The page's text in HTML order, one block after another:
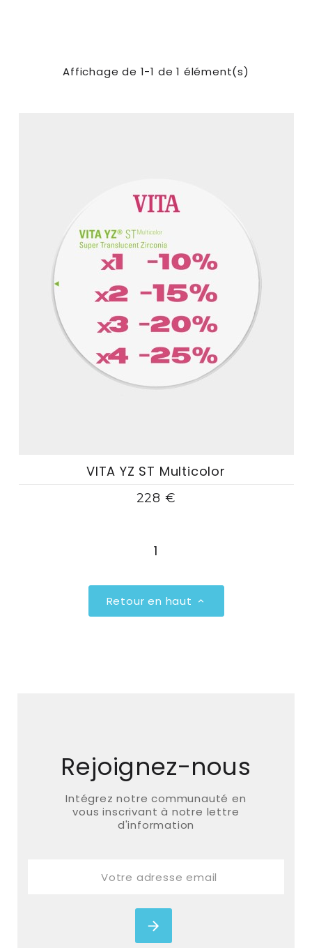
Affichage de 1-1 de 1 élément(s)
VITA YZ ST Multicolor
228 €
1
Retour en haut 
Rejoignez-nous
Intégrez notre communauté en
vous inscrivant à notre lettre
d'information